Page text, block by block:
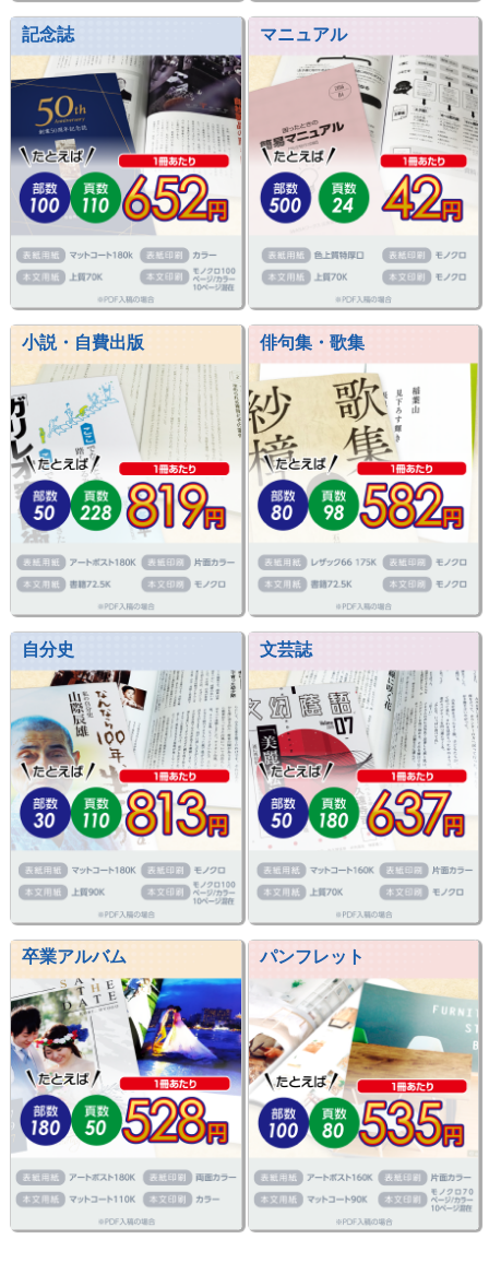
記念誌 マニュアル
小説・自費出版 俳句集・歌集
自分史 文芸誌
卒業アルバム パンフレット